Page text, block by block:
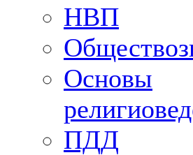
НВП
Основы
ПДД